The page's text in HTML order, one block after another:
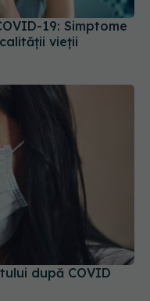
19: Simptome
vieții
după COVID